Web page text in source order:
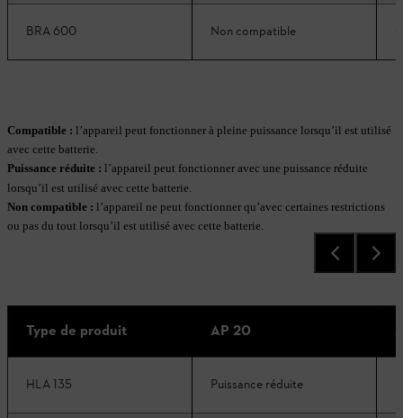
BRA 600 Non compatible
Compatible : l’appareil peut fonctionner à pleine puissance lorsqu’il est utilisé
avec cette batterie.
Puissance réduite : l’appareil peut fonctionner avec une puissance réduite
lorsqu’il est utilisé avec cette batterie.
Non compatible : l’appareil ne peut fonctionner qu’avec certaines restrictions
ou pas du tout lorsqu’il est utilisé avec cette batterie.
Type de produit AP 20
HLA 135 Puissance réduite